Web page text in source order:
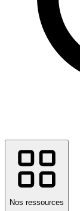
Nos ressources